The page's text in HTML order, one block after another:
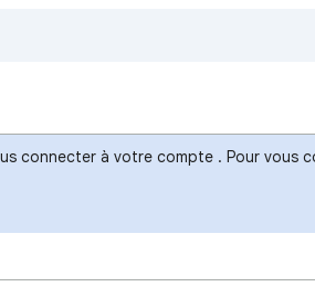
connecter à votre compte . Pour